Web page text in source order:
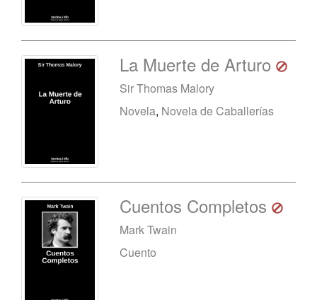
La Muerte de Arturo
Sir Thomas Malory
Novela, Novela de Caballerías
Cuentos Completos
Mark Twain
Cuento